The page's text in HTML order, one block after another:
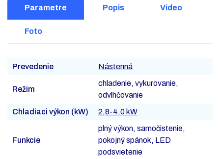
Parametre Popis Video
Foto
Prevedenie Nástenná
Režim
chladenie, vykurovanie,
odvlhčovanie
Chladiaci výkon (kW)
2,8-4,0 kW
Funkcie
plný výkon, samočistenie,
pokojný spánok, LED
podsvietenie